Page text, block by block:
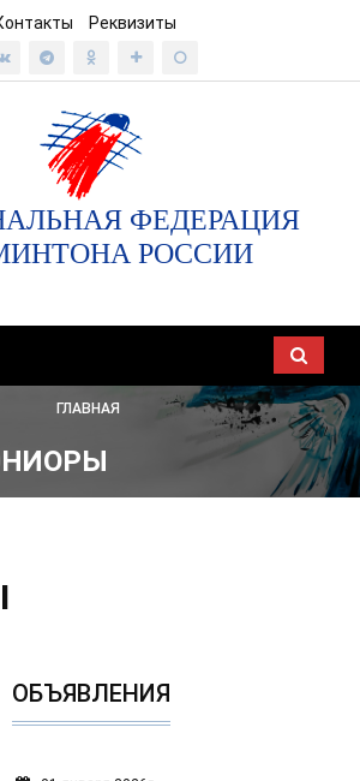
Реквизиты
ФЕДЕРАЦИЯ
РОССИИ
ГЛАВНАЯ
ОБЪЯВЛЕНИЯ